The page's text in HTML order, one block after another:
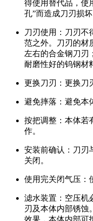
得使用替代品，使
孔”而造成刀刃损
刀刃使用：刀刃不
范之外。刀刃的材
左右的合金钢刀刃
耐磨性好的钨钢材
更换刀刃：更换刀
避免摔落：避免本
按把调整：本体若
作。
安装前确认：刀刃
关闭。
使用完关闭气压：
滤水装置：空压机
刃及本体内部锈蚀
效果，本体内部可